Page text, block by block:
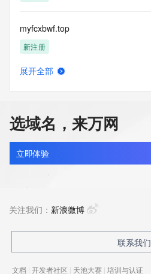
myfcxbwf.top
新注册
myffxiv.online
最近查询
最近查询
展开全部
选域名，来万网
立即体验
关注我们： 新浪微博
联系我们
文档 | 开发者社区 | 天池大赛 | 培训与认证